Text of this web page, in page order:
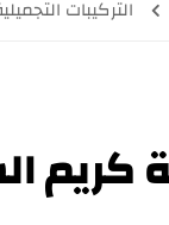
التركيبات
كريم